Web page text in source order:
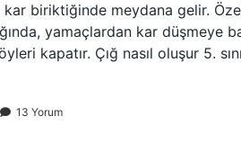
biriktiğinde meydana gelir.
yamaçlardan kar düşmeye
kapatır. Çığ nasıl oluşur 5.
13 Yorum